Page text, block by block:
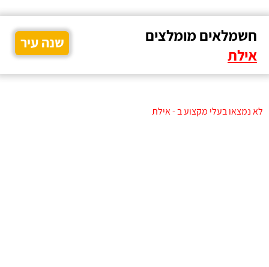
חשמלאים מומלצים
אילת
שנה עיר
לא נמצאו בעלי מקצוע ב - אילת